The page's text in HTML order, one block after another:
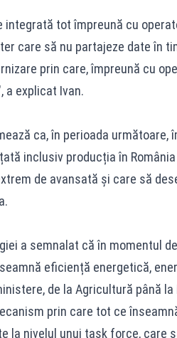
tot împreună cu
care să nu partajeze date în
prin care, împreună cu
a explicat Ivan.
ca, în perioada următoare,
inclusiv producția în
de avansată și care să
a semnalat că în momentul
eficiență energetică,
de la Agricultură până
prin care tot ce
la nivelul unui task force, care